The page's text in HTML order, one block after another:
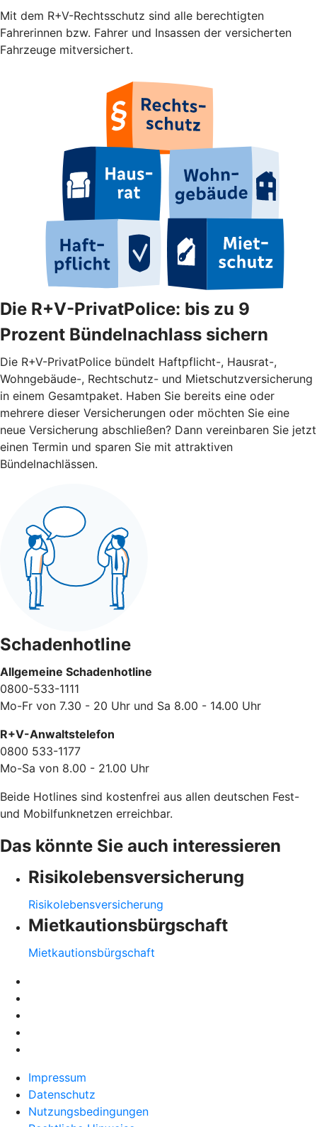
Mit dem R+V-Rechtsschutz sind alle berechtigten
Fahrerinnen bzw. Fahrer und Insassen der versicherten
Fahrzeuge mitversichert.
Die R+V-PrivatPolice: bis zu 9
Prozent Bündelnachlass sichern
Die R+V-PrivatPolice bündelt Haftpflicht-, Hausrat-,
Wohngebäude-, Rechtschutz- und Mietschutzversicherung
in einem Gesamtpaket. Haben Sie bereits eine oder
mehrere dieser Versicherungen oder möchten Sie eine
neue Versicherung abschließen? Dann vereinbaren Sie jetzt
einen Termin und sparen Sie mit attraktiven
Bündelnachlässen.
Schadenhotline
Allgemeine Schadenhotline
0800-533-1111
Mo-Fr von 7.30 - 20 Uhr und Sa 8.00 - 14.00 Uhr
R+V-Anwaltstelefon
0800 533-1177
Mo-Sa von 8.00 - 21.00 Uhr
Beide Hotlines sind kostenfrei aus allen deutschen Fest-
und Mobilfunknetzen erreichbar.
Das könnte Sie auch interessieren
Risikolebensversicherung
Risikolebensversicherung
Mietkautionsbürgschaft
Mietkautionsbürgschaft
Impressum
Datenschutz
Nutzungsbedingungen